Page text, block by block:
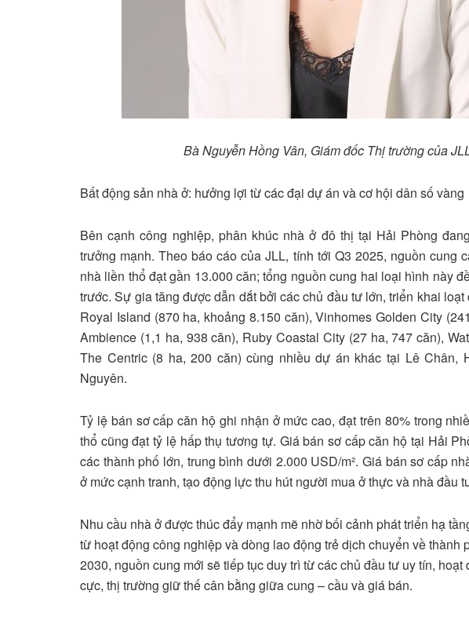
Bà Nguyễn Hồng Vân, Giám đốc Thị trường của
Bất động sản nhà ở: hưởng lợi từ các đại dự án và cơ hội dân số vàng
Bên cạnh công nghiệp, phân khúc nhà ở đô thị tại Hải Phòng
trưởng mạnh. Theo báo cáo của JLL, tính tới Q3 2025, nguồn cung
nhà liền thổ đạt gần 13.000 căn; tổng nguồn cung hai loại hình này
trước. Sự gia tăng được dẫn dắt bởi các chủ đầu tư lớn, triển khai
Royal Island (870 ha, khoảng 8.150 căn), Vinhomes Golden City
Ambience (1,1 ha, 938 căn), Ruby Coastal City (27 ha, 747 căn),
The Centric (8 ha, 200 căn) cùng nhiều dự án khác tại Lê Chân,
Nguyên.
Tỷ lệ bán sơ cấp căn hộ ghi nhận ở mức cao, đạt trên 80% trong
thổ cũng đạt tỷ lệ hấp thụ tương tự. Giá bán sơ cấp căn hộ tại Hải
các thành phố lớn, trung bình dưới 2.000 USD/m². Giá bán sơ cấp
ở mức cạnh tranh, tạo động lực thu hút người mua ở thực và nhà đầu
Nhu cầu nhà ở được thúc đẩy mạnh mẽ nhờ bối cảnh phát triển hạ
từ hoạt động công nghiệp và dòng lao động trẻ dịch chuyển về thành
2030, nguồn cung mới sẽ tiếp tục duy trì từ các chủ đầu tư uy tín,
cực, thị trường giữ thế cân bằng giữa cung – cầu và giá bán.